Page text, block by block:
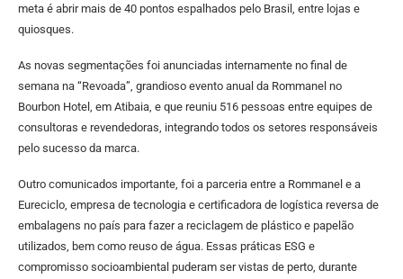
meta é abrir mais de 40 pontos espalhados pelo Brasil, entre lojas e
quiosques.
As novas segmentações foi anunciadas internamente no final de
semana na “Revoada”, grandioso evento anual da Rommanel no
Bourbon Hotel, em Atibaia, e que reuniu 516 pessoas entre equipes de
consultoras e revendedoras, integrando todos os setores responsáveis
pelo sucesso da marca.
Outro comunicados importante, foi a parceria entre a Rommanel e a
Eureciclo, empresa de tecnologia e certificadora de logística reversa de
embalagens no país para fazer a reciclagem de plástico e papelão
utilizados, bem como reuso de água. Essas práticas ESG e
compromisso socioambiental puderam ser vistas de perto, durante